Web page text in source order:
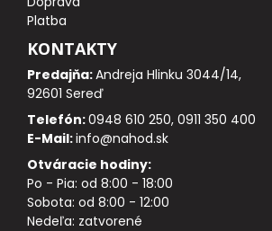
Platba
KONTAKTY
Predajňa:Andreja Hlinku 3044/14,
92601 Sereď
Telefón:0948 610 250, 0911 350 400
E-Mail:info@nahod.sk
Otváracie hodiny:
Po - Pia: od 8:00 - 18:00
Sobota: od 8:00 - 12:00
Nedeľa: zatvorené
DOPLNKY K NAVIJAKOM
SPODOVÉ NAVIJAKY
BIŽUTÉRIA
VLASCE, ŠNÚRY, PLETENKY
HÁČIKY